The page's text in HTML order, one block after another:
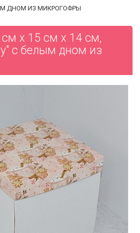
ДНОМ ИЗ МИКРОГОФРЫ
х 15 см х 14 см,
c белым дном из